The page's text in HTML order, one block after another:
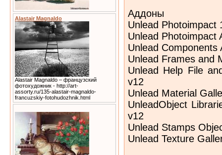
Alastair Magnaldo
Alastair Magnaldo – французский
фотохудожник - http://art-
assorty.ru/135-alastair-magnaldo-
francuzskiy-fotohudozhnik.html
Aддоны
Unlead Photoimpact
Unlead Photoimpact
Unlead
Unlead Frames and
Unlead Help File
v12
Unlead Material
UnleadObject
v12
Unlead Stamps
Unlead Texture